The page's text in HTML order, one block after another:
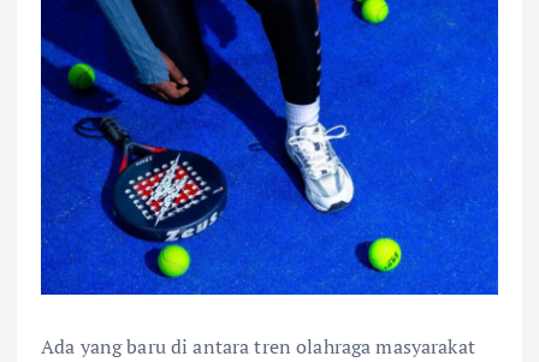
Ada yang baru di antara tren olahraga masyarakat